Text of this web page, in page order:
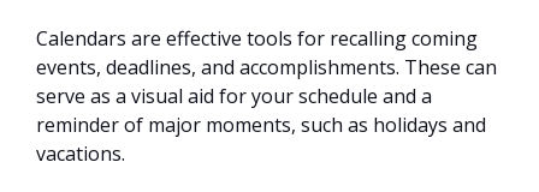
Calendars are effective tools for recalling coming
events, deadlines, and accomplishments. These can
serve as a visual aid for your schedule and a
reminder of major moments, such as holidays and
vacations.